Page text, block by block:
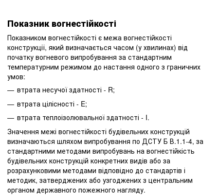
Показник вогнестійкості
Показником вогнестійкості є межа вогнестійкості
конструкції, який визначається часом (у хвилинах) від
початку вогневого випробування за стандартним
температурним режимом до настання одного з граничних
умов:
втрата несучої здатності - R;
втрата цілісності - E;
втрата теплоізолювальної здатності - I.
Значення межі вогнестійкості будівельних конструкцій
визначаються шляхом випробування по ДСТУ Б В.1.1-4, за
стандартними методами випробувань на вогнестійкість
будівельних конструкцій конкретних видів або за
розрахунковими методами відповідно до стандартів і
методик, затверджених або узгоджених з центральним
органом державного пожежного нагляду.